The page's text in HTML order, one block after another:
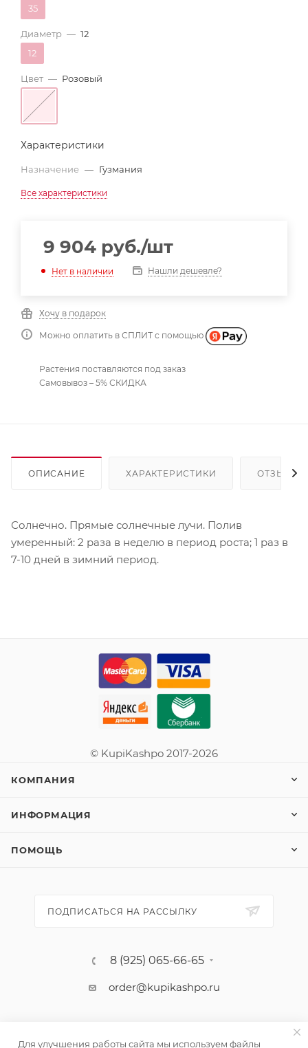
35
Диаметр — 12
12
Цвет — Розовый
Характеристики
Назначение — Гузмания
Все характеристики
9 904 руб./шт
Нет в наличии Нашли дешевле?
Хочу в подарок
Можно оплатить в СПЛИТ с помощью
Растения поставляются под заказ
Самовывоз – 5% СКИДКА
ОПИСАНИЕ ХАРАКТЕРИСТИКИ ОТЗЫВЫ
Солнечно. Прямые солнечные лучи. Полив
умеренный: 2 раза в неделю в период роста; 1 раз в
7-10 дней в зимний период.
© KupiKashpo 2017-2026
КОМПАНИЯ
ИНФОРМАЦИЯ
ПОМОЩЬ
ПОДПИСАТЬСЯ НА РАССЫЛКУ
8 (925) 065-66-65
order@kupikashpo.ru
Для улучшения работы сайта мы используем файлы